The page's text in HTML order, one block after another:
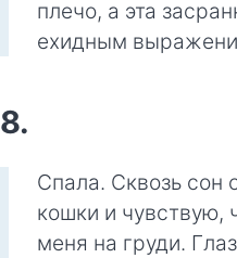
плечо, а эта
ехидным
8.
Спала. Сквозь сон
кошки и чувствую,
меня на груди.